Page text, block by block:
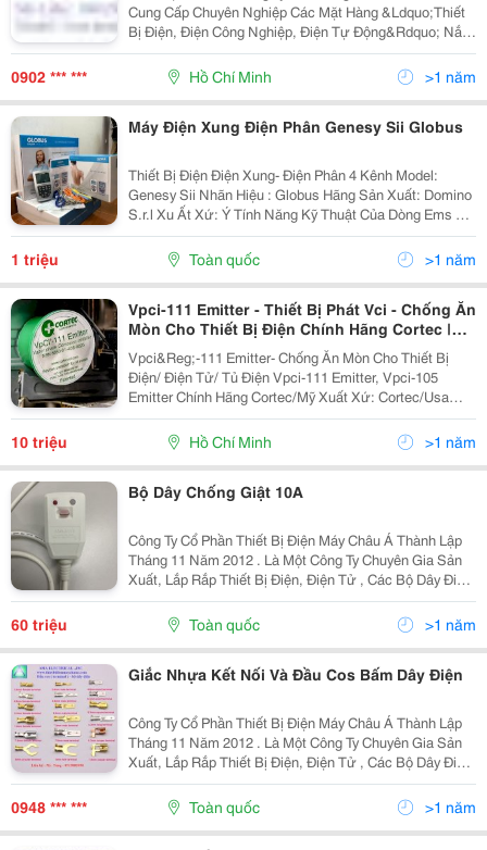
Cung Cấp Chuyên Nghiệp Các Mặt Hàng &Ldquo;Thiết
Bị Điện, Điện Công Nghiệp, Điện Tự Động&Rdquo; Nắm
Bắt Xu Hướng Công Nghiệp Hóa, Hiện Đại Hóa Và Dẫn
Đầu Trong Ứng Dụng Công Nghệ Cao Vào Tự Động Hoá
0902 *** *** Hồ Chí Minh >1 năm
Máy Điện Xung Điện Phân Genesy Sii Globus
Thiết Bị Điện Điện Xung- Điện Phân 4 Kênh Model:
Genesy Sii Nhãn Hiệu : Globus Hãng Sản Xuất: Domino
S.r.l Xu Ất Xứ: Ý Tính Năng Kỹ Thuật Của Dòng Ems Và
Tens Đầu Ra Có Sẵn: Kênh 1-2-3-4 Dòng Điện Liên Tục:
Có Cường Độ: Đỉnh-Đỉnh...
1 triệu Toàn quốc >1 năm
Vpci-111 Emitter - Thiết Bị Phát Vci - Chống Ăn
Mòn Cho Thiết Bị Điện Chính Hãng Cortec |
Greenmate
Vpci&Reg;-111 Emitter- Chống Ăn Mòn Cho Thiết Bị
Điện/ Điện Tử/ Tủ Điện Vpci-111 Emitter, Vpci-105
Emitter Chính Hãng Cortec/Mỹ Xuất Xứ: Cortec/Usa
Cortec Vpci-111 Emitter - Chống Ăn Mòn Trong Khu Vực
10 triệu Hồ Chí Minh >1 năm
Bộ Dây Chống Giật 10A
Công Ty Cổ Phần Thiết Bị Điện Máy Châu Á Thành Lập
Tháng 11 Năm 2012 . Là Một Công Ty Chuyên Gia Sản
Xuất, Lắp Rắp Thiết Bị Điện, Điện Tử , Các Bộ Dây Điện
(Wire Harness), Dây Nguồn, Bộ Đổi Nguồn , Van Điện
Từ . Và Đại Lý Bán Hàng Linh Kiện Connector...
60 triệu Toàn quốc >1 năm
Giắc Nhựa Kết Nối Và Đầu Cos Bấm Dây Điện
Công Ty Cổ Phần Thiết Bị Điện Máy Châu Á Thành Lập
Tháng 11 Năm 2012 . Là Một Công Ty Chuyên Gia Sản
Xuất, Lắp Rắp Thiết Bị Điện, Điện Tử , Các Bộ Dây Điện
(Wire Harness), Dây Nguồn, Bộ Đổi Nguồn , Van Điện
Từ . Và Đại Lý Bán Hàng Linh Kiện Connector...
0948 *** *** Toàn quốc >1 năm